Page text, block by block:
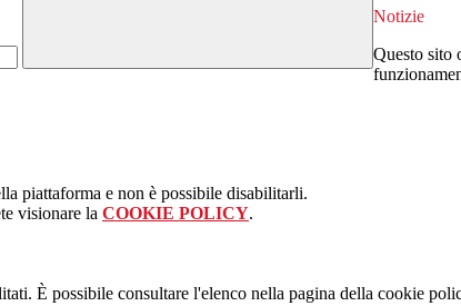
Notizie
Questo sito
piattaforma e non è possibile disabilitarli.
visionare la COOKIE POLICY.
È possibile consultare l'elenco nella pagina della cookie